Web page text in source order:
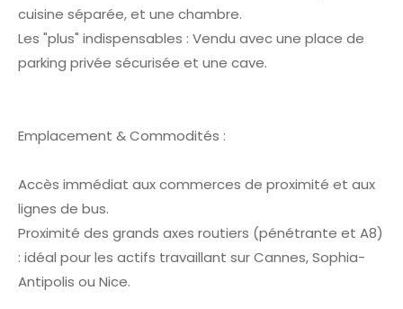
cuisine séparée, et une chambre.
Les "plus" indispensables : Vendu avec une place de
parking privée sécurisée et une cave.
Emplacement & Commodités :
Accès immédiat aux commerces de proximité et aux
lignes de bus.
Proximité des grands axes routiers (pénétrante et A8)
: idéal pour les actifs travaillant sur Cannes, Sophia-
Antipolis ou Nice.